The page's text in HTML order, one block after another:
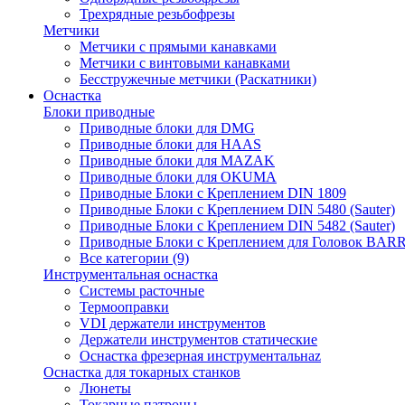
Трехрядные резьбофрезы
Метчики
Метчики с прямыми канавками
Метчики с винтовыми канавками
Бесстружечные метчики (Раскатники)
Оснастка
Блоки приводные
Приводные блоки для DMG
Приводные блоки для HAAS
Приводные блоки для MAZAK
Приводные блоки для OKUMA
Приводные Блоки с Креплением DIN 1809
Приводные Блоки с Креплением DIN 5480 (Sauter)
Приводные Блоки с Креплением DIN 5482 (Sauter)
Приводные Блоки с Креплением для Головок
Все категории (9)
Инструментальная оснастка
Системы расточные
Термооправки
VDI держатели инструментов
Держатели инструментов статические
Оснастка фрезерная инструментальнаz
Оснастка для токарных станков
Люнеты